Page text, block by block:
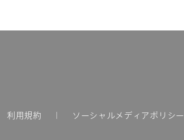
利用規約 ソーシャルメディアポリシー